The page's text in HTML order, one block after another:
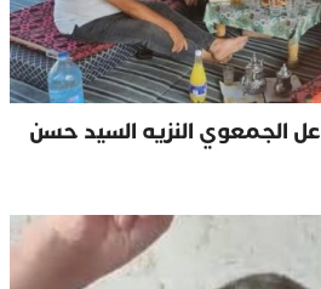
الجمعوي النزيه السيد حسن